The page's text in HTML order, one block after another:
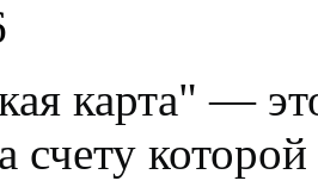
карта" —
счету